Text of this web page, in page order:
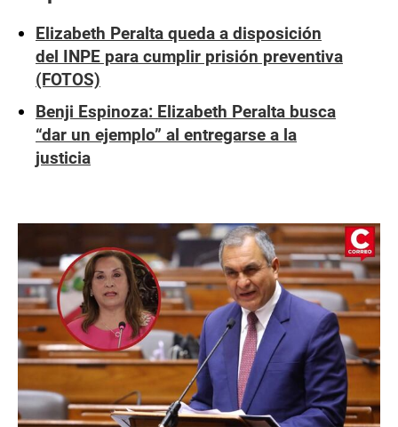
Elizabeth Peralta queda a disposición
del INPE para cumplir prisión preventiva
(FOTOS)
Benji Espinoza: Elizabeth Peralta busca
“dar un ejemplo” al entregarse a la
justicia